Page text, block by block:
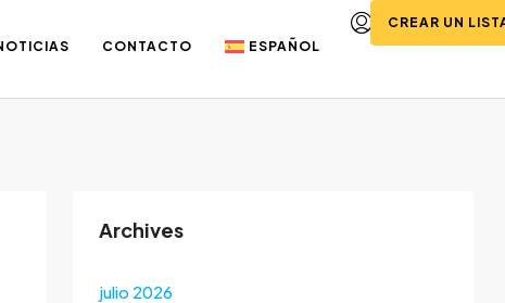
CONTACTO ESPAÑOL
CREAR UN
Archives
julio 2026